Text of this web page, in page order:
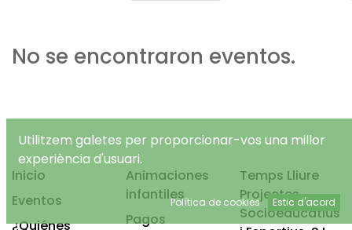
No se encontraron eventos.
Inicio
Eventos
¿Quiénes
Animaciones
infantiles
Pagos
Temps Lliure
Projectes
Socioeducatius
Utilitzem galetes per proporcionar-vos una millor
experiència d'usuari.
Política de cookies Estic d'acord